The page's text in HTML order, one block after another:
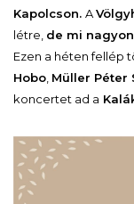
Kapolcson. A
létre, de mi
Ezen a héten fellép
Hobo Müller Péter
koncertet ad a